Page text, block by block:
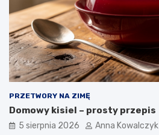
PRZETWORY NA ZIMĘ
Domowy kisiel – prosty przepis
5 sierpnia 2026 Anna Kowalczyk